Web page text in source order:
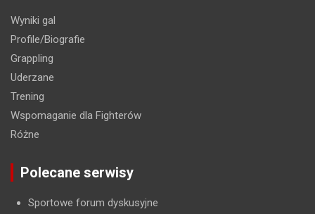
Wyniki gal
Profile/Biografie
Grappling
Uderzane
Trening
Wspomaganie dla Fighterów
Różne
Polecane serwisy
Sportowe forum dyskusyjne